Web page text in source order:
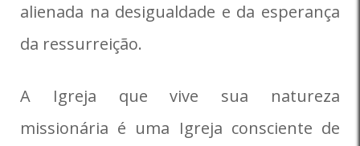
alienada na desigualdade e da esperança
da ressurreição.
A Igreja que vive sua natureza
missionária é uma Igreja consciente de